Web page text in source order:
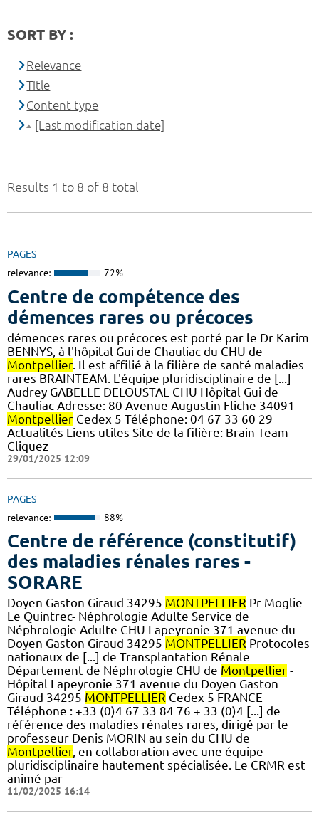
Results 1 to 8 of 8 total
PAGES
relevance: 72%
Centre de compétence des
démences rares ou précoces
démences rares ou précoces est porté par le Dr Karim
BENNYS, à l'hôpital Gui de Chauliac du CHU de
Montpellier. Il est affilié à la filière de santé maladies
rares BRAINTEAM. L'équipe pluridisciplinaire de [...]
Audrey GABELLE DELOUSTAL CHU Hôpital Gui de
Chauliac Adresse: 80 Avenue Augustin Fliche 34091
Montpellier Cedex 5 Téléphone: 04 67 33 60 29
Actualités Liens utiles Site de la filière: Brain Team
Cliquez
29/01/2025 12:09
PAGES
relevance: 88%
Centre de référence (constitutif)
des maladies rénales rares -
SORARE
Doyen Gaston Giraud 34295 MONTPELLIER Pr Moglie
Le Quintrec- Néphrologie Adulte Service de
Néphrologie Adulte CHU Lapeyronie 371 avenue du
Doyen Gaston Giraud 34295 MONTPELLIER Protocoles
nationaux de [...] de Transplantation Rénale
Département de Néphrologie CHU de Montpellier -
Hôpital Lapeyronie 371 avenue du Doyen Gaston
Giraud 34295 MONTPELLIER Cedex 5 FRANCE
Téléphone : +33 (0)4 67 33 84 76 + 33 (0)4 [...] de
référence des maladies rénales rares, dirigé par le
professeur Denis MORIN au sein du CHU de
Montpellier, en collaboration avec une équipe
pluridisciplinaire hautement spécialisée. Le CRMR est
animé par
11/02/2025 16:14
SORT BY :
Relevance
Title
Content type
[Last modification date]